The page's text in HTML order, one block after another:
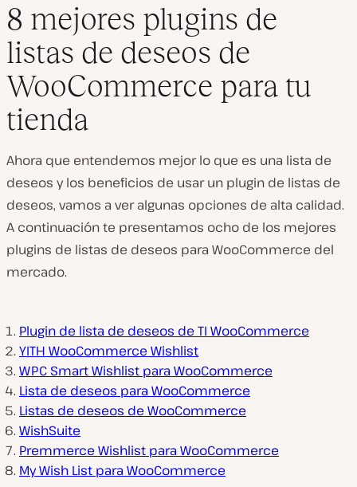
8 mejores plugins de
listas de deseos de
WooCommerce para tu
tienda
Ahora que entendemos mejor lo que es una lista de
deseos y los beneficios de usar un plugin de listas de
deseos, vamos a ver algunas opciones de alta calidad.
A continuación te presentamos ocho de los mejores
plugins de listas de deseos para WooCommerce del
mercado.
Plugin de lista de deseos de TI WooCommerce
YITH WooCommerce Wishlist
WPC Smart Wishlist para WooCommerce
Lista de deseos para WooCommerce
Listas de deseos de WooCommerce
WishSuite
Premmerce Wishlist para WooCommerce
My Wish List para WooCommerce